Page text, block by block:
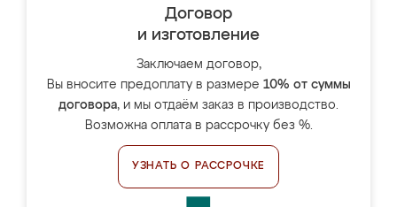
Договор
и изготовление
Заключаем договор,
Вы вносите предоплату в размере 10% от суммы
договора, и мы отдаём заказ в производство.
Возможна оплата в рассрочку без %.
УЗНАТЬ О РАССРОЧКЕ